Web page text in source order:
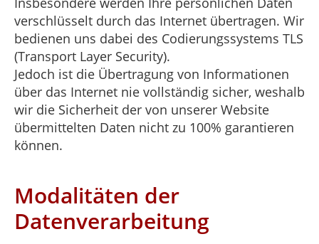
verschlüsselt durch das Internet übertragen. Wir
bedienen uns dabei des Codierungssystems TLS
(Transport Layer Security).
Jedoch ist die Übertragung von Informationen
über das Internet nie vollständig sicher, weshalb
wir die Sicherheit der von unserer Website
übermittelten Daten nicht zu 100% garantieren
können.
Modalitäten der
Datenverarbeitung